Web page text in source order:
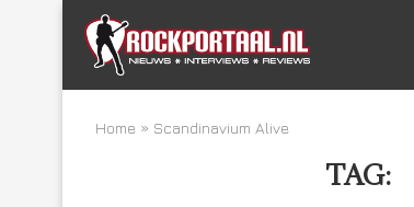
Home » Scandinavium Alive
TAG: